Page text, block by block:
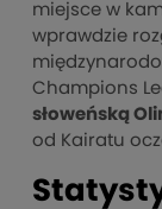
miejsce w
wprawdzie
Champions
słoweńską
od Kairatu